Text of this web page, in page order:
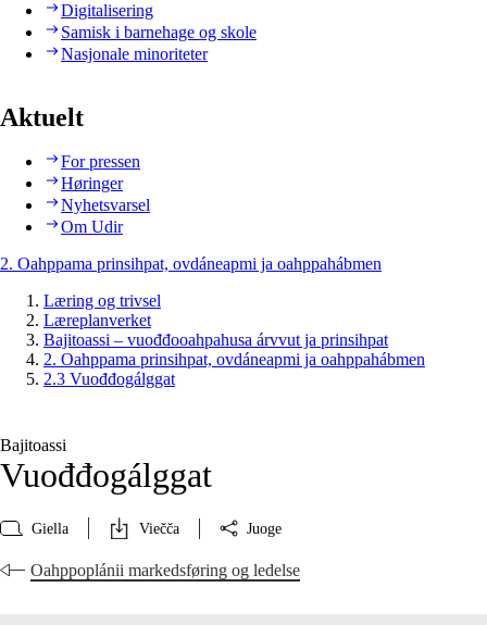
Digitalisering
Samisk i barnehage og skole
Nasjonale minoriteter
Aktuelt
For pressen
Høringer
Nyhetsvarsel
Om Udir
2. Oahppama prinsihpat, ovdáneapmi ja oahppahábmen
Læring og trivsel
Læreplanverket
Bajitoassi – vuođđooahpahusa árvvut ja prinsihpat
2. Oahppama prinsihpat, ovdáneapmi ja oahppahábmen
2.3 Vuođđogálggat
Bajitoassi
Vuođđogálggat
Giella Viečča Juoge
Oahppoplánii markedsføring og ledelse